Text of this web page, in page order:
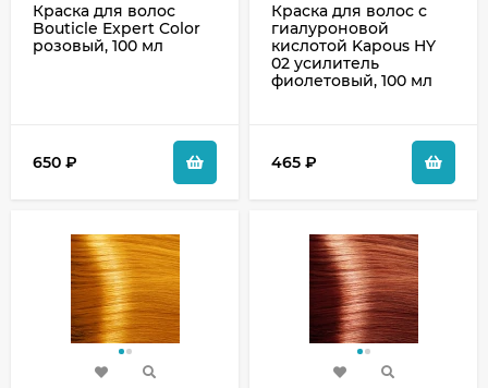
Краска для волос
Bouticle Expert Color
розовый, 100 мл
650 ₽
Краска для волос с
гиалуроновой
кислотой Kapous HY
02 усилитель
фиолетовый, 100 мл
465 ₽